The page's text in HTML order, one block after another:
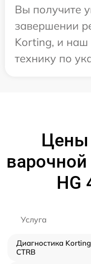
Вы получите
завершении
Korting, и наш
технику по
Цены
HG
Услуга
Диагностика
CTRB